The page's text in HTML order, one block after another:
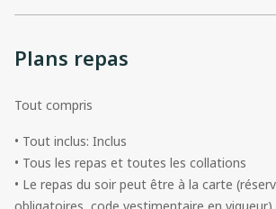
Plans repas
Tout compris
• Tout inclus: Inclus
• Tous les repas et toutes les collations
• Le repas du soir peut être à la carte